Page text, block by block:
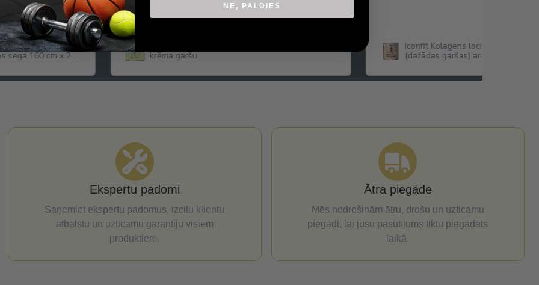
hipotermijas sega
sega 160 cm x 210
krēma garšu
Iconfit Kolagēns locītavām Joint
(dažādas garšas) ar Glikozamīnu,
Ekspertu padomi
Saņemiet ekspertu padomus, izcilu klientu
atbalstu un uzticamu garantiju visiem
produktiem.
Ātra piegāde
Mēs nodrošinām ātru, drošu un uzticamu
piegādi, lai jūsu pasūtījums tiktu piegādāts
laikā.
NĒ, PALDIES